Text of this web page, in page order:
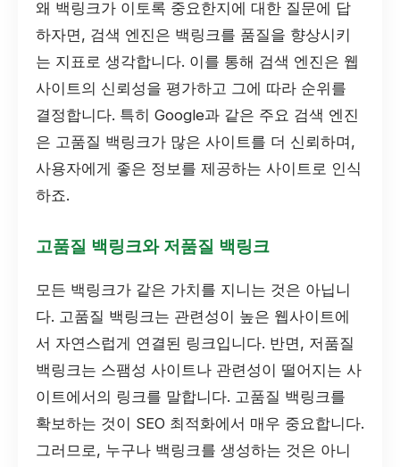
왜 백링크가 이토록 중요한지에 대한 질문에 답
하자면, 검색 엔진은 백링크를 품질을 향상시키
는 지표로 생각합니다. 이를 통해 검색 엔진은 웹
사이트의 신뢰성을 평가하고 그에 따라 순위를
결정합니다. 특히 Google과 같은 주요 검색 엔진
은 고품질 백링크가 많은 사이트를 더 신뢰하며,
사용자에게 좋은 정보를 제공하는 사이트로 인식
하죠.
고품질 백링크와 저품질 백링크
모든 백링크가 같은 가치를 지니는 것은 아닙니
다. 고품질 백링크는 관련성이 높은 웹사이트에
서 자연스럽게 연결된 링크입니다. 반면, 저품질
백링크는 스팸성 사이트나 관련성이 떨어지는 사
이트에서의 링크를 말합니다. 고품질 백링크를
확보하는 것이 SEO 최적화에서 매우 중요합니다.
그러므로, 누구나 백링크를 생성하는 것은 아니